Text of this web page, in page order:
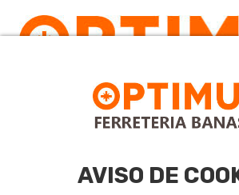
AVISO DE